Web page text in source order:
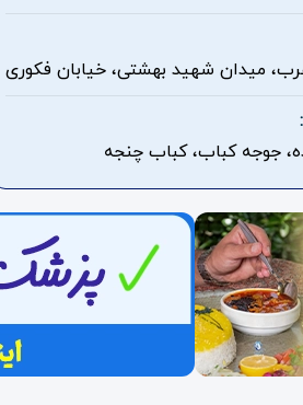
میدان شهید بهشتی، خیابان فکوری
جوجه کباب، کباب چنجه